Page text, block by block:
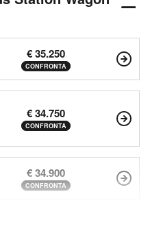
€ 35.250
CONFRONTA
€ 34.750
CONFRONTA
€ 34.900
CONFRONTA